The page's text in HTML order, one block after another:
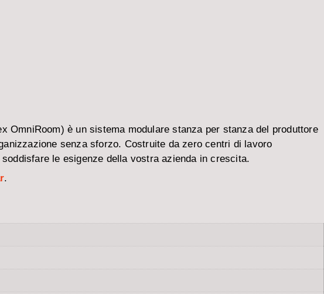
OmniRoom) è un sistema modulare stanza per stanza del produttore
senza sforzo. Costruite da zero centri di lavoro
le esigenze della vostra azienda in crescita.
.